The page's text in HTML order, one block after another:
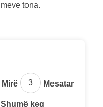
tona.
Mirë 3 Mesatar
Shumë keq